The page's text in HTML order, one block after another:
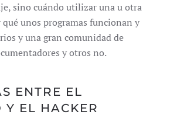
sino cuándo utilizar una u otra
unos programas funcionan y
y una gran comunidad de
y otros no.
ENTRE EL
Y EL HACKER